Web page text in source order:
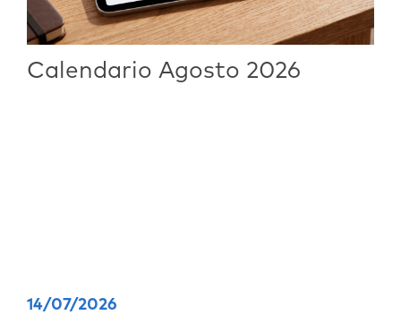
Calendario Agosto 2026
14/07/2026